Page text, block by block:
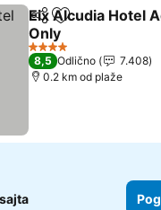
Deli Dodati u
Eix Alcudia Hotel
Only
4 Zvezdice
8,5 Odlično
7.408
0.2 km od plaže